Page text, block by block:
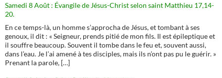
Samedi 8 Août : Évangile de Jésus-Christ selon saint Matthieu 17,14-
20.
En ce temps-là, un homme s’approcha de Jésus, et tombant à ses
genoux, il dit : « Seigneur, prends pitié de mon fils. Il est épileptique et
il souffre beaucoup. Souvent il tombe dans le feu et, souvent aussi,
dans l’eau. Je l’ai amené à tes disciples, mais ils n’ont pas pu le guérir. »
Prenant la parole, […]